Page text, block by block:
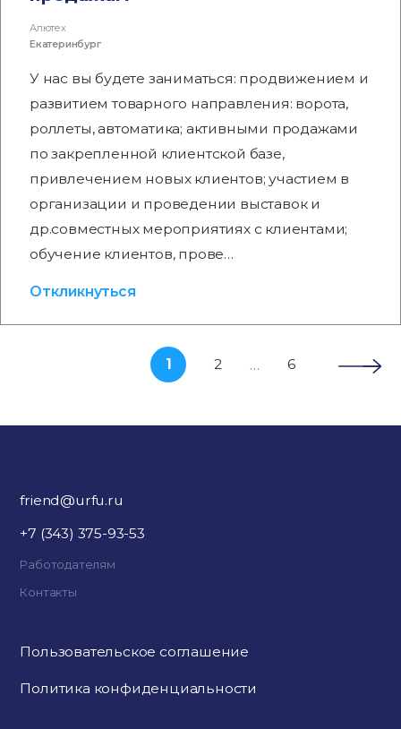
Алютех
Екатеринбург
У нас вы будете заниматься: продвижением и
развитием товарного направления: ворота,
роллеты, автоматика; активными продажами
по закрепленной клиентской базе,
привлечением новых клиентов; участием в
организации и проведении выставок и
др.совместных мероприятиях с клиентами;
обучение клиентов, прове…
Откликнуться
1 2 … 6
friend@urfu.ru
+7 (343) 375-93-53
Работодателям
Контакты
Пользовательское соглашение
Политика конфиденциальности